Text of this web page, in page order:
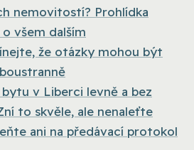
nemovitostí? Prohlídka
všem dalším
že otázky mohou být
bytu v Liberci levně a bez
to skvěle, ale nenaleťte
ani na předávací protokol